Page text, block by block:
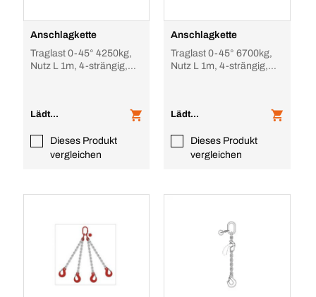
Anschlagkette
Traglast 0-45° 4250kg,
Nutz L 1m, 4-strängig,
Lädt...
Dieses Produkt
vergleichen
Anschlagkette
Traglast 0-45° 6700kg,
Nutz L 1m, 4-strängig,
Lädt...
Dieses Produkt
vergleichen